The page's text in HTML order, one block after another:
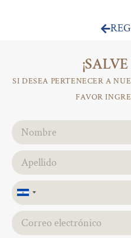
SI DESEA PERTENECER A
FAVOR
El
Salvador
+503